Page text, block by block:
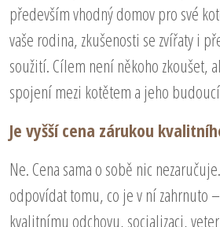
především vhodný domov pro své
vaše rodina, zkušenosti se zvířaty i
soužití. Cílem není někoho zkoušet,
spojení mezi kotětem a jeho
Je vyšší cena zárukou
Ne. Cena sama o sobě nic
odpovídat tomu, co je v ní zahrnuto
kvalitnímu odchovu, socializaci,